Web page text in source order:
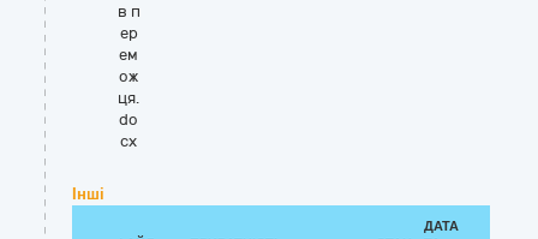
в п
ер
ем
ож
ця.
do
cx
Інші
ДАТА